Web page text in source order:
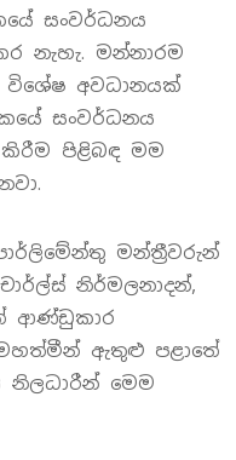
සංවර්ධනය
නැහැ. මන්නාරම
විශේෂ අවධානයක්
සංවර්ධනය
පිළිබඳ මම
මන්ත්‍රීවරුන්
නිර්මලනාදන්,
ආණ්ඩුකාර
ඇතුළු පළාතේ
මෙම